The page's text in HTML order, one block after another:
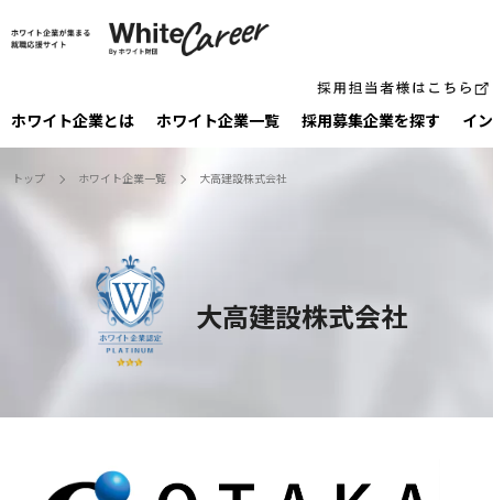
ホワイト企業とは ホワイト企業一覧 採⽤募集企業を探す イ
トップ ホワイト企業一覧 大高建設株式会社
大高建設株式会社